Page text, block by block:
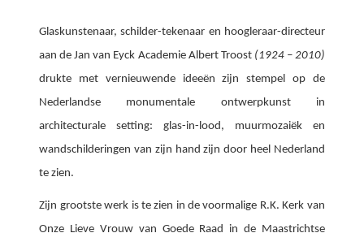
Glaskunstenaar, schilder-tekenaar en hoogleraar-directeur
aan de Jan van Eyck Academie Albert Troost (1924 – 2010)
drukte met vernieuwende ideeën zijn stempel op de
Nederlandse monumentale ontwerpkunst in
architecturale setting: glas-in-lood, muurmozaiëk en
wandschilderingen van zijn hand zijn door heel Nederland
te zien.
Zijn grootste werk is te zien in de voormalige R.K. Kerk van
Onze Lieve Vrouw van Goede Raad in de Maastrichtse